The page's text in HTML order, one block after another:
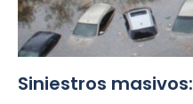
Siniestros